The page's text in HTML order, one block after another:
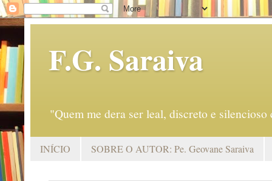
F.G. Saraiva
"Quem me dera ser leal, discreto e
INÍCIO SOBRE O AUTOR: Pe. Geovane Saraiva